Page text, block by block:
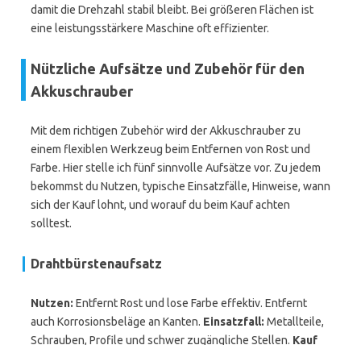
damit die Drehzahl stabil bleibt. Bei größeren Flächen ist
eine leistungsstärkere Maschine oft effizienter.
Nützliche Aufsätze und Zubehör für den
Akkuschrauber
Mit dem richtigen Zubehör wird der Akkuschrauber zu
einem flexiblen Werkzeug beim Entfernen von Rost und
Farbe. Hier stelle ich fünf sinnvolle Aufsätze vor. Zu jedem
bekommst du Nutzen, typische Einsatzfälle, Hinweise, wann
sich der Kauf lohnt, und worauf du beim Kauf achten
solltest.
Drahtbürstenaufsatz
Nutzen: Entfernt Rost und lose Farbe effektiv. Entfernt
auch Korrosionsbeläge an Kanten. Einsatzfall: Metallteile,
Schrauben, Profile und schwer zugängliche Stellen. Kauf